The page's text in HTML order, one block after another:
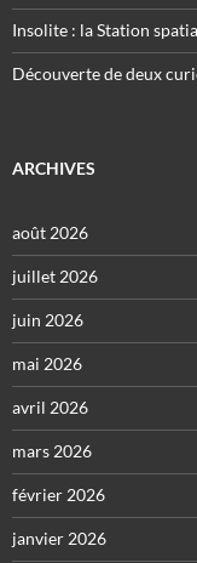
Insolite : la Station
Découverte de deux
ARCHIVES
août 2026
juillet 2026
juin 2026
mai 2026
avril 2026
mars 2026
février 2026
janvier 2026